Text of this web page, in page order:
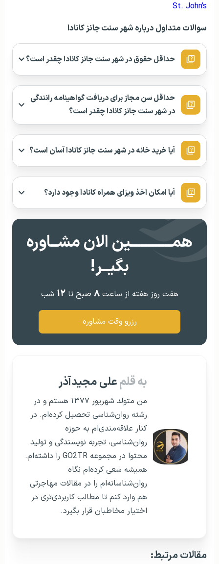
St. John’s
سوالات متداول درباره شهر سنت جانز کانادا
حداقل حقوق در شهر سنت جانز کانادا چقدر است؟
حداقل سن مجاز برای دریافت گواهینامه رانندگی
در شهر سنت جانز کانادا چقدر است؟
آیا خرید خانه در شهر سنت جانز کانادا آسان است؟
آیا امکان اخذ ویزای همراه کانادا وجود دارد؟
همــــــــــــین الان مشــاوره
بگیــر!
هفت روز هفته از ساعت۸ صبح تا۱۲ شب
رزرو وقت مشاوره
به قلمعلی مجیدآذر
من متولد شهریور ۱۳۷۷ هستم و در
رشته روان‌شناسی تحصیل کرده‌ام. در
کنار علاقه‌مندی‌ام به حوزه
روان‌شناسی، تجربه نویسندگی و تولید
محتوا در مجموعه GO2TR را داشته‌ام.
همیشه سعی کرده‌ام نگاه
روان‌شناسانه‌ام را در مقالات مهاجرتی
هم وارد کنم تا مطالب کاربردی‌تری در
اختیار مخاطبان قرار بگیرد.
مقالات مرتبط: